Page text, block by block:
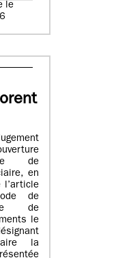
le
de
en
l’article
de
de
le
la